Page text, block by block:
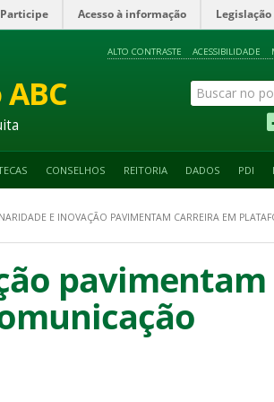
Participe Acesso à informação Legislação
ALTO CONTRASTE ACESSIBILIDADE
CONSELHOS REITORIA DADOS PDI
E INOVAÇÃO PAVIMENTAM CARREIRA EM
pavimentam